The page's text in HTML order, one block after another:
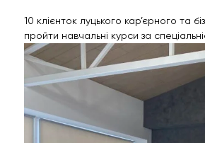
10 клієнток луцького кар’єрного та
пройти навчальні курси за